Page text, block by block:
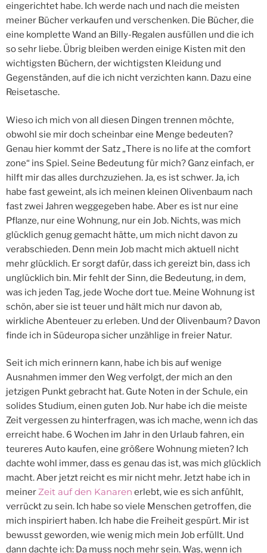
eingerichtet habe. Ich werde nach und nach die meisten
meiner Bücher verkaufen und verschenken. Die Bücher, die
eine komplette Wand an Billy-Regalen ausfüllen und die ich
so sehr liebe. Übrig bleiben werden einige Kisten mit den
wichtigsten Büchern, der wichtigsten Kleidung und
Gegenständen, auf die ich nicht verzichten kann. Dazu eine
Reisetasche.
Wieso ich mich von all diesen Dingen trennen möchte,
obwohl sie mir doch scheinbar eine Menge bedeuten?
Genau hier kommt der Satz „There is no life at the comfort
zone“ ins Spiel. Seine Bedeutung für mich? Ganz einfach, er
hilft mir das alles durchzuziehen. Ja, es ist schwer. Ja, ich
habe fast geweint, als ich meinen kleinen Olivenbaum nach
fast zwei Jahren weggegeben habe. Aber es ist nur eine
Pflanze, nur eine Wohnung, nur ein Job. Nichts, was mich
glücklich genug gemacht hätte, um mich nicht davon zu
verabschieden. Denn mein Job macht mich aktuell nicht
mehr glücklich. Er sorgt dafür, dass ich gereizt bin, dass ich
unglücklich bin. Mir fehlt der Sinn, die Bedeutung, in dem,
was ich jeden Tag, jede Woche dort tue. Meine Wohnung ist
schön, aber sie ist teuer und hält mich nur davon ab,
wirkliche Abenteuer zu erleben. Und der Olivenbaum? Davon
finde ich in Südeuropa sicher unzählige in freier Natur.
Seit ich mich erinnern kann, habe ich bis auf wenige
Ausnahmen immer den Weg verfolgt, der mich an den
jetzigen Punkt gebracht hat. Gute Noten in der Schule, ein
solides Studium, einen guten Job. Nur habe ich die meiste
Zeit vergessen zu hinterfragen, was ich mache, wenn ich das
erreicht habe. 6 Wochen im Jahr in den Urlaub fahren, ein
teureres Auto kaufen, eine größere Wohnung mieten? Ich
dachte wohl immer, dass es genau das ist, was mich glücklich
macht. Aber jetzt reicht es mir nicht mehr. Jetzt habe ich in
meinerZeit auf den Kanaren erlebt, wie es sich anfühlt,
verrückt zu sein. Ich habe so viele Menschen getroffen, die
mich inspiriert haben. Ich habe die Freiheit gespürt. Mir ist
bewusst geworden, wie wenig mich mein Job erfüllt. Und
dann dachte ich: Da muss noch mehr sein. Was, wenn ich